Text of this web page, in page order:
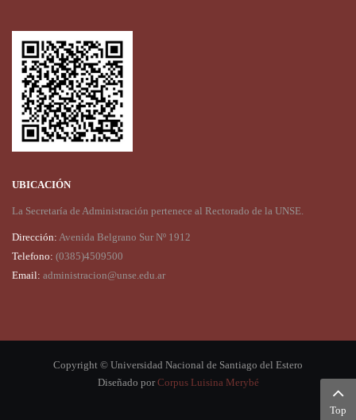
UBICACIÓN
La Secretaría de Administración pertenece al Rectorado de la UNSE.
Dirección: Avenida Belgrano Sur Nº 1912
Telefono: (0385)4509500
Email: administracion@unse.edu.ar
Copyright © Universidad Nacional de Santiago del Estero
Diseñado porCorpus Luisina Merybé
Top